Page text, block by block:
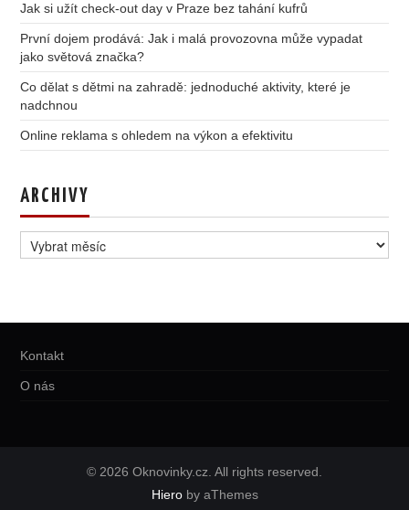
Jak si užít check-out day v Praze bez tahání kufrů
První dojem prodává: Jak i malá provozovna může vypadat
jako světová značka?
Co dělat s dětmi na zahradě: jednoduché aktivity, které je
nadchnou
Online reklama s ohledem na výkon a efektivitu
ARCHIVY
Kontakt
O nás
© 2026 Oknovinky.cz. All rights reserved.
Hieroby aThemes